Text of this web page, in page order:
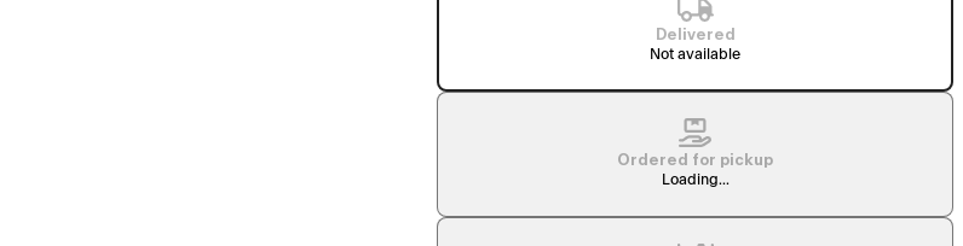
Delivered
Not available
Ordered for pickup
Loading...